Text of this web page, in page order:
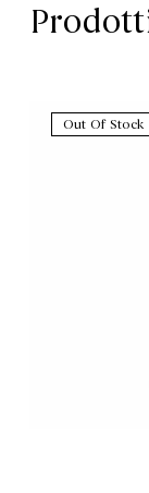
Out Of Stock